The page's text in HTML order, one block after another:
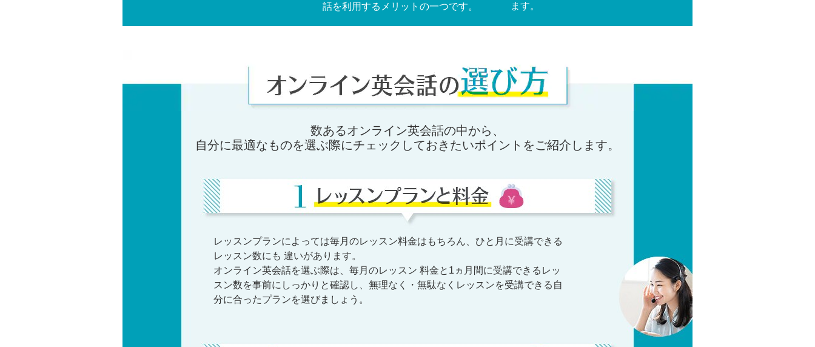
話を利用するメリットの一つです。
ます。
数あるオンライン英会話の中から、
自分に最適なものを選ぶ際にチェックしておきたいポイントをご紹介します。
レッスンプランによっては毎月のレッスン料金はもちろん、ひと月に受講できる
レッスン数にも 違いがあります。
オンライン英会話を選ぶ際は、毎月のレッスン 料金と1ヵ月間に受講できるレッ
スン数を事前にしっかりと確認し、無理なく・無駄なくレッスンを受講できる自
分に合ったプランを選びましょう。